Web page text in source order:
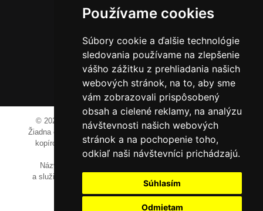
Používame cookies
Súbory cookie a ďalšie technológie
sledovania používame na zlepšenie
vášho zážitku z prehliadania našich
webových stránok, na to, aby sme
vám zobrazovali prispôsobený
obsah a cielené reklamy, na analýzu
návštevnosti našich webových
stránok a na pochopenie toho,
odkiaľ naši návštevníci prichádzajú.
Súhlasím
Odmietam
014 01 Bytča
DIČ: 2121076738
0911 955 646
© 2023-2024 JM Media, s.r.o. Všetky práva vyhradené.
Žiadna časť tohto portálu ak nie je uvedené inak, nesmie byť
kopírovaná, alebo prezentovaná bez výslovného súhlasu
prevádzkovateľa.
Názvy spoločností, firiem a prezentovaných výrobkov
a služieb môžu byť registrovanými obchodnými známkami
ich vlastníkov.